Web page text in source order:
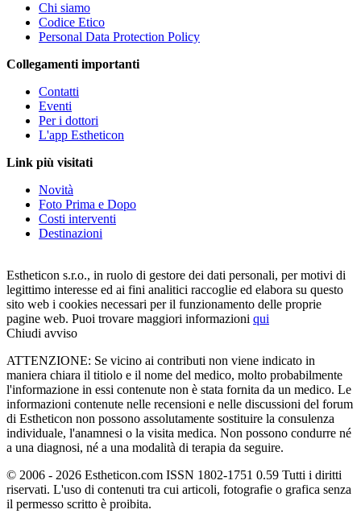
Chi siamo
Codice Etico
Personal Data Protection Policy
Collegamenti importanti
Contatti
Eventi
Per i dottori
L'app Estheticon
Link più visitati
Novità
Foto Prima e Dopo
Costi interventi
Destinazioni
Estheticon s.r.o., in ruolo di gestore dei dati personali, per motivi di
legittimo interesse ed ai fini analitici raccoglie ed elabora su questo
sito web i cookies necessari per il funzionamento delle proprie
pagine web. Puoi trovare maggiori informazioni qui
Chiudi avviso
ATTENZIONE: Se vicino ai contributi non viene indicato in
maniera chiara il titiolo e il nome del medico, molto probabilmente
l'informazione in essi contenute non è stata fornita da un medico. Le
informazioni contenute nelle recensioni e nelle discussioni del forum
di Estheticon non possono assolutamente sostituire la consulenza
individuale, l'anamnesi o la visita medica. Non possono condurre né
a una diagnosi, né a una modalità di terapia da seguire.
© 2006 - 2026 Estheticon.com ISSN 1802-1751 0.59 Tutti i diritti
riservati. L'uso di contenuti tra cui articoli, fotografie o grafica senza
il permesso scritto è proibita.